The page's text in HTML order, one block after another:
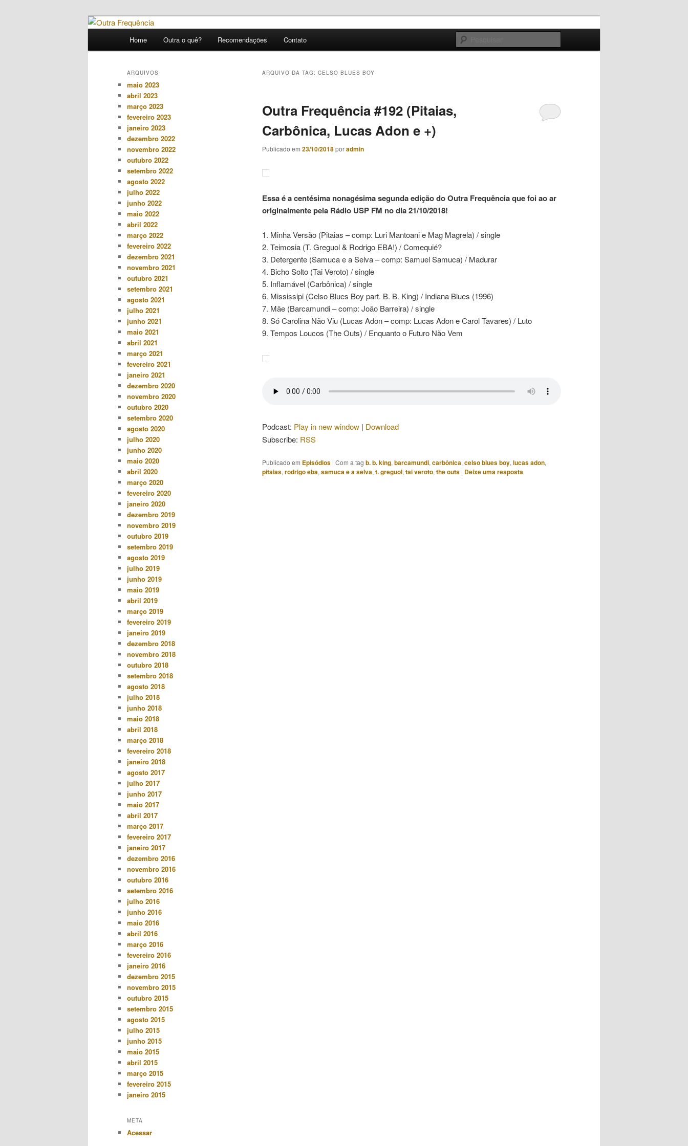
Outra Frequência
Novidades e curiosidades de bandas e artistas nacionais
Home Outra o quê? Recomendações Contato
ARQUIVO DA TAG: CELSO BLUES BOY
Outra Frequência #192 (Pitaias,
Carbônica, Lucas Adon e +)
Publicado em 23/10/2018poradmin
Essa é a centésima nonagésima segunda edição do Outra Frequência que foi ao ar
originalmente pela Rádio USP FM no dia 21/10/2018!
1. Minha Versão (Pitaias – comp: Luri Mantoani e Mag Magrela) / single
2. Teimosia (T. Greguol & Rodrigo EBA!) / Comequié?
3. Detergente (Samuca e a Selva – comp: Samuel Samuca) / Madurar
4. Bicho Solto (Tai Veroto) / single
5. Inflamável (Carbônica) / single
6. Mississipi (Celso Blues Boy part. B. B. King) / Indiana Blues (1996)
7. Mãe (Barcamundi – comp: João Barreira) / single
8. Só Carolina Não Viu (Lucas Adon – comp: Lucas Adon e Carol Tavares) / Luto
9. Tempos Loucos (The Outs) / Enquanto o Futuro Não Vem
Podcast: Play in new window | Download
Subscribe: RSS
Publicado em Episódios | Com a tag b. b. king,barcamundi,carbônica,celso blues boy,lucas adon,
pitaias,rodrigo eba,samuca e a selva,t. greguol,tai veroto,the outs | Deixe uma resposta
ARQUIVOS
maio 2023
abril 2023
março 2023
fevereiro 2023
janeiro 2023
dezembro 2022
novembro 2022
outubro 2022
setembro 2022
agosto 2022
julho 2022
junho 2022
maio 2022
abril 2022
março 2022
fevereiro 2022
dezembro 2021
novembro 2021
outubro 2021
setembro 2021
agosto 2021
julho 2021
junho 2021
maio 2021
abril 2021
março 2021
fevereiro 2021
janeiro 2021
dezembro 2020
novembro 2020
outubro 2020
setembro 2020
agosto 2020
julho 2020
junho 2020
maio 2020
abril 2020
março 2020
fevereiro 2020
janeiro 2020
dezembro 2019
novembro 2019
outubro 2019
setembro 2019
agosto 2019
julho 2019
junho 2019
maio 2019
abril 2019
março 2019
fevereiro 2019
janeiro 2019
dezembro 2018
novembro 2018
outubro 2018
setembro 2018
agosto 2018
julho 2018
junho 2018
maio 2018
abril 2018
março 2018
fevereiro 2018
janeiro 2018
agosto 2017
julho 2017
junho 2017
maio 2017
abril 2017
março 2017
fevereiro 2017
janeiro 2017
dezembro 2016
novembro 2016
outubro 2016
setembro 2016
julho 2016
junho 2016
maio 2016
abril 2016
março 2016
fevereiro 2016
janeiro 2016
dezembro 2015
novembro 2015
outubro 2015
setembro 2015
agosto 2015
julho 2015
junho 2015
maio 2015
abril 2015
março 2015
fevereiro 2015
janeiro 2015
META
Acessar